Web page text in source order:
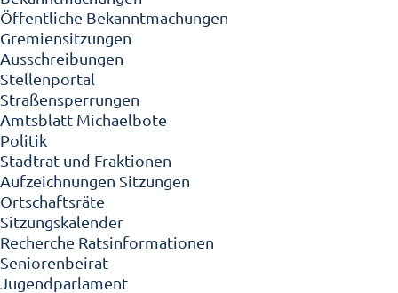
Öffentliche Bekanntmachungen
Gremiensitzungen
Ausschreibungen
Stellenportal
Straßensperrungen
Amtsblatt Michaelbote
Politik
Stadtrat und Fraktionen
Aufzeichnungen Sitzungen
Ortschaftsräte
Sitzungskalender
Recherche Ratsinformationen
Seniorenbeirat
Jugendparlament